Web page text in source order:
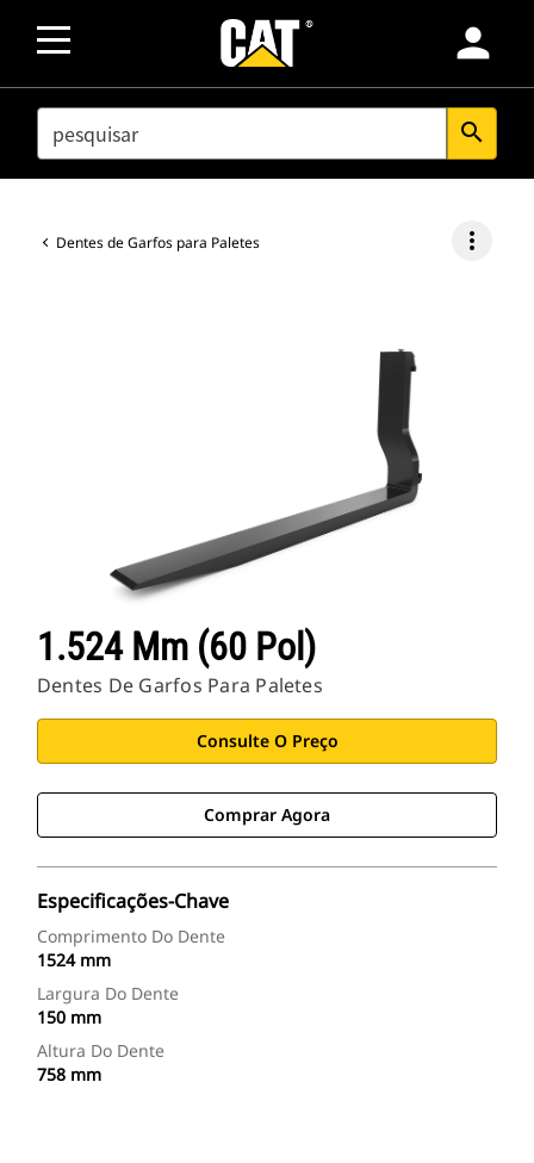
person
SEARCH search
Dentes de Garfos para Paletes more_vert
1.524 Mm (60 Pol)
Dentes De Garfos Para Paletes
Consulte O Preço
Comprar Agora
Especificações-Chave
Comprimento Do Dente
1524 mm
Largura Do Dente
150 mm
Altura Do Dente
758 mm